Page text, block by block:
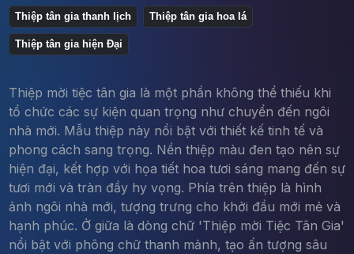
Thiệp tân gia thanh lịch Thiệp tân gia hoa lá
Thiệp tân gia hiện Đại
Thiệp mời tiệc tân gia là một phần không thể thiếu khi
tổ chức các sự kiện quan trọng như chuyển đến ngôi
nhà mới. Mẫu thiệp này nổi bật với thiết kế tinh tế và
phong cách sang trọng. Nền thiệp màu đen tạo nên sự
hiện đại, kết hợp với họa tiết hoa tươi sáng mang đến sự
tươi mới và tràn đầy hy vọng. Phía trên thiệp là hình
ảnh ngôi nhà mới, tượng trưng cho khởi đầu mới mẻ và
hạnh phúc. Ở giữa là dòng chữ 'Thiệp mời Tiệc Tân Gia'
nổi bật với phông chữ thanh mảnh, tạo ấn tượng sâu